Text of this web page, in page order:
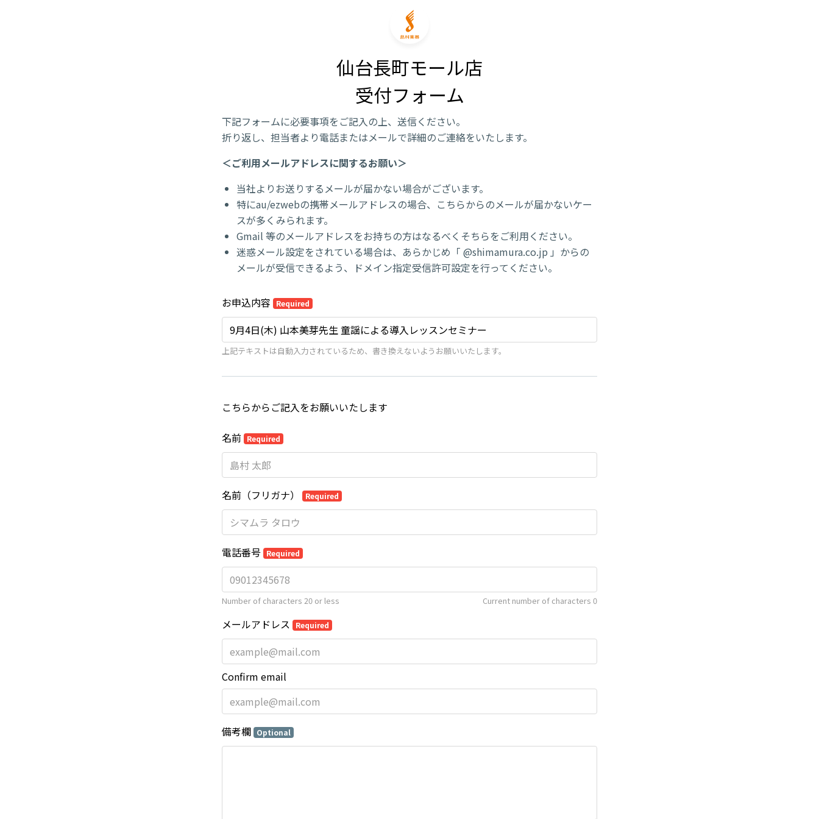
仙台長町モール店
受付フォーム
下記フォームに必要事項をご記入の上、送信ください。
折り返し、担当者より電話またはメールで詳細のご連絡をいたします。
＜ご利用メールアドレスに関するお願い＞
当社よりお送りするメールが届かない場合がございます。
特にau/ezwebの携帯メールアドレスの場合、こちらからのメールが届かないケー
スが多くみられます。
Gmail 等のメールアドレスをお持ちの方はなるべくそちらをご利用ください。
迷惑メール設定をされている場合は、あらかじめ「 @shimamura.co.jp 」からの
メールが受信できるよう、ドメイン指定受信許可設定を行ってください。
お申込内容 Required
上記テキストは自動入力されているため、書き換えないようお願いいたします。
こちらからご記入をお願いいたします
名前 Required
名前（フリガナ） Required
電話番号 Required
Number of characters 20 or less Current number of characters 0
メールアドレス Required
Confirm email
備考欄 Optional